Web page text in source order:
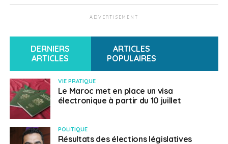
Programme de
l’entretien
13h45 – 14h00
Propos introductif du Ministre Jean-Baptiste Lemoyne
14h00 – 15h15
Fiscalité des Français de l’étranger, en présence de la
DINR
ADVERTISEMENT
DERNIERS
ARTICLES
ARTICLES
POPULAIRES
VIE PRATIQUE
Le Maroc met en place un visa
électronique à partir du 10 juillet
POLITIQUE
Résultats des élections législatives